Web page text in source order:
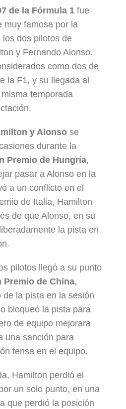
de la Fórmula 1 fue
muy famosa por la
dos pilotos de
y Fernando Alonso.
como dos de
la F1, y su llegada al
temporada
y Alonso se
durante la
Premio de Hungría,
pasar a Alonso en la
a un conflicto en el
de Italia, Hamilton
de que Alonso, en su
la pista en
pilotos llegó a su punto
Premio de China,
la pista en la sesión
bloqueó la pista para
de equipo mejorara
una sanción para
tensa en el equipo.
Hamilton perdió el
un solo punto, en una
que perdió la posición